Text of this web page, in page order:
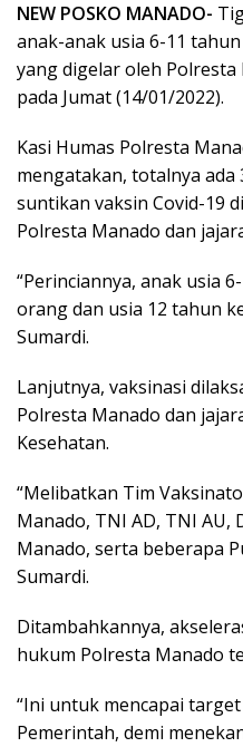
NEW POSKO MANADO-
anak-anak usia 6-11
yang digelar oleh Polresta
pada Jumat (14/01/2022).
Kasi Humas Polresta
mengatakan, totalnya ada
suntikan vaksin Covid-19
Polresta Manado dan
“Perinciannya, anak usia
orang dan usia 12 tahun
Sumardi.
Lanjutnya, vaksinasi
Polresta Manado dan
Kesehatan.
“Melibatkan Tim
Manado, TNI AD, TNI AU,
Manado, serta beberapa
Sumardi.
Ditambahkannya,
hukum Polresta Manado
“Ini untuk mencapai
Pemerintah, demi